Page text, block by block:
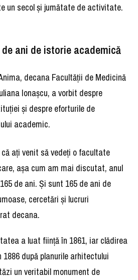
un secol și jumătate de activitate.
ani de istorie academică
decana Facultății de Medicină
Ionașcu, a vorbit despre
și despre eforturile de
academic.
ați venit să vedeți o facultate
așa cum am mai discutat, anul
de ani. Și sunt 165 de ani de
cercetări și lucruri
decana.
a luat ființă în 1861, iar clădirea
după planurile arhitectului
un veritabil monument de